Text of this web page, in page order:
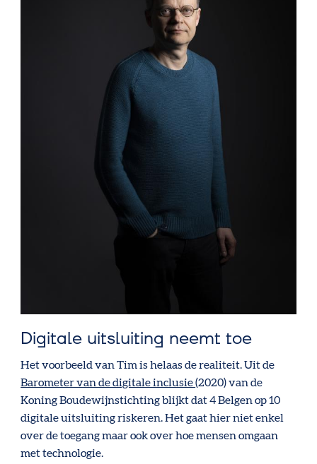
Digitale uitsluiting neemt toe
Het voorbeeld van Tim is helaas de realiteit. Uit de
Barometer van de digitale inclusie(2020) van de
Koning Boudewijnstichting blijkt dat 4 Belgen op 10
digitale uitsluiting riskeren. Het gaat hier niet enkel
over de toegang maar ook over hoe mensen omgaan
met technologie.